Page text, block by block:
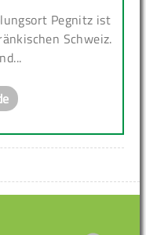
Pegnitz ist
Schweiz.